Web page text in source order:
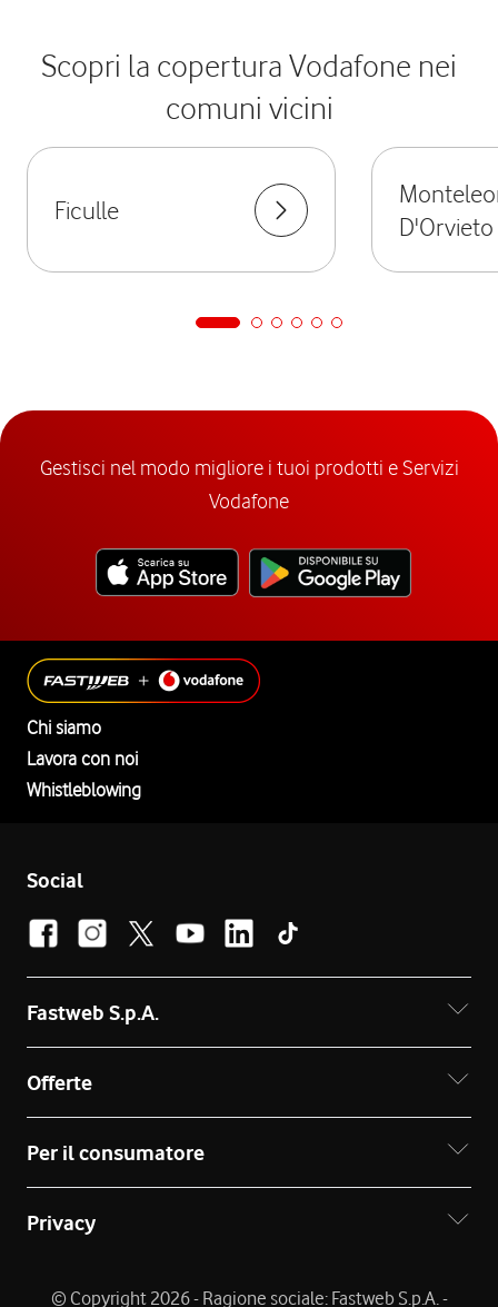
Scopri la copertura Vodafone nei
comuni vicini
Ficulle
D'Orvieto
Gestisci nel modo migliore i tuoi prodotti e Servizi
Vodafone
Chi siamo
Lavora con noi
Whistleblowing
Social
Fastweb S.p.A.
Offerte
Per il consumatore
Privacy
© Copyright 2026 - Ragione sociale: Fastweb S.p.A. -